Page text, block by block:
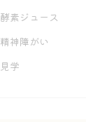
酵素ジュース
精神障がい
見学